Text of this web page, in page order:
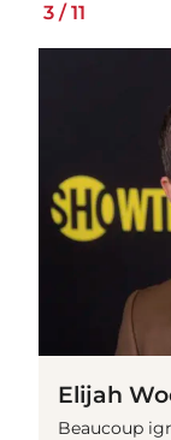
3 /11
Elijah
Beaucoup